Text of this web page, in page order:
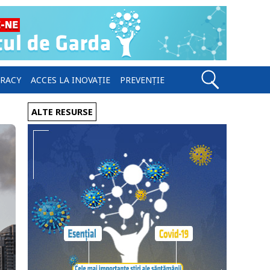
ACCES LA INOVAȚIE PREVENȚIE
ALTE RESURSE